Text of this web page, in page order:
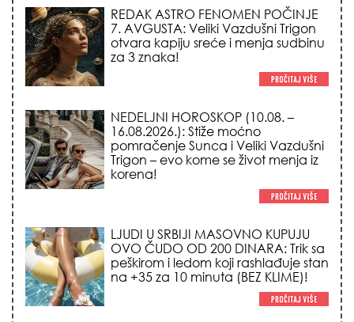
za 3 znaka!
NEDELJNI HOROSKOP (10.08. –
16.08.2026.): Stiže moćno
Trigon – evo kome se život menja iz
korena!
LJUDI U SRBIJI MASOVNO KUPUJU
OVO ČUDO OD 200 DINARA: Trik sa
na +35 za 10 minuta (BEZ KLIME)!
TRIK SA CRVENIM NOVČANIKOM I
LOVOROVIM LISTOM: Stari ritual